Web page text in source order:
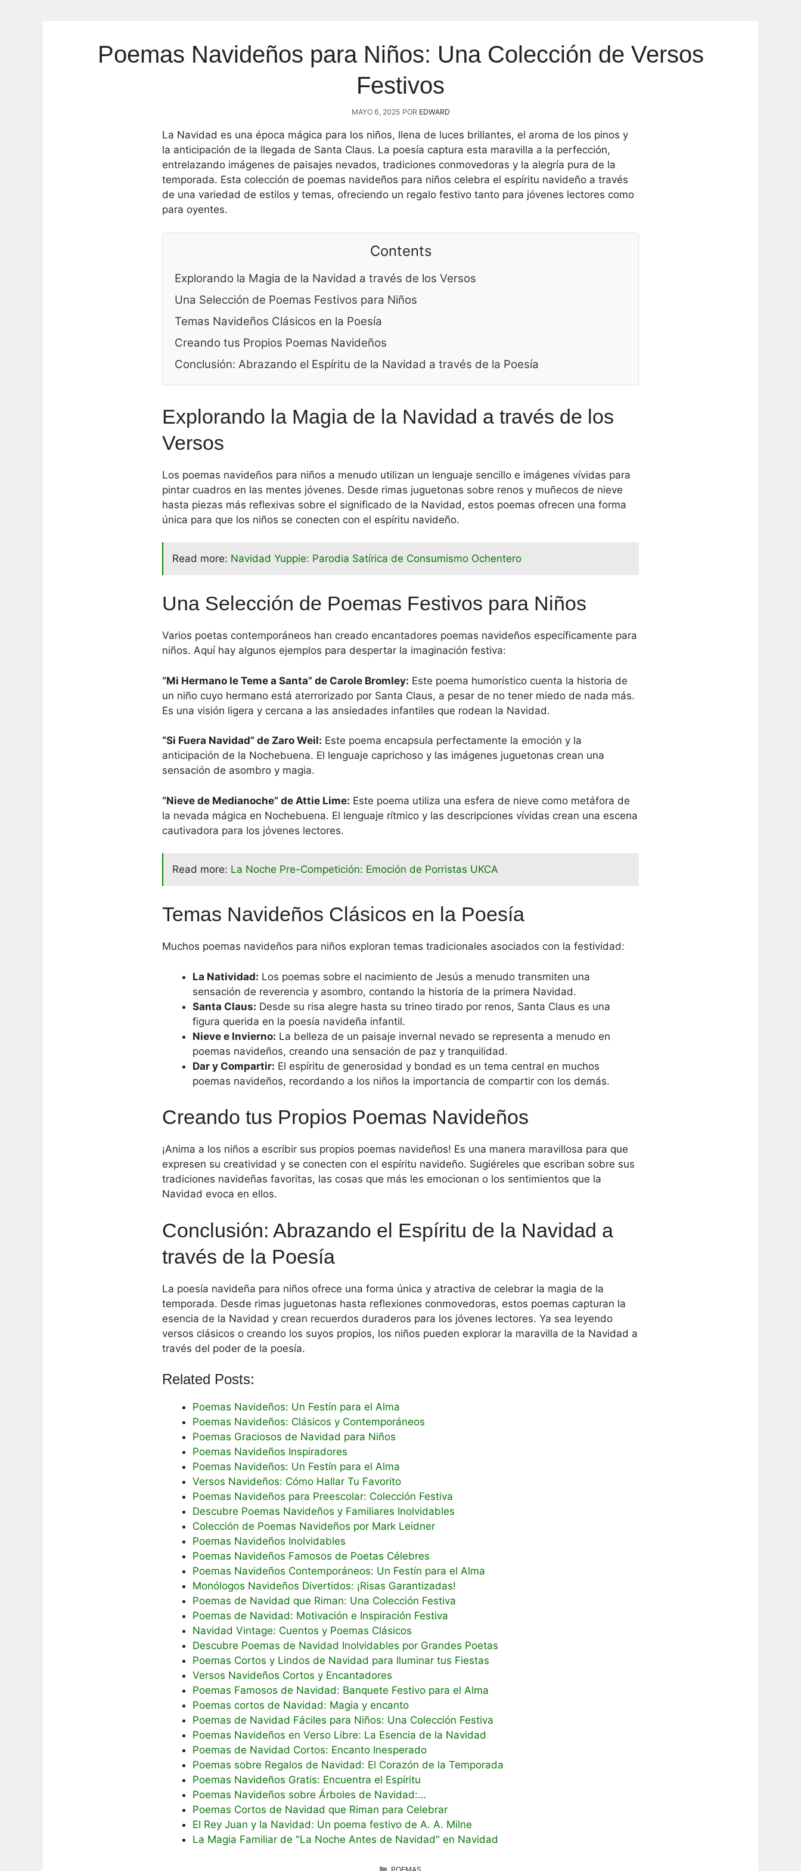
Poemas Navideños para Niños: Una Colección de Versos
Festivos
MAYO 6, 2025 POR EDWARD
La Navidad es una época mágica para los niños, llena de luces brillantes, el aroma de los pinos y
la anticipación de la llegada de Santa Claus. La poesía captura esta maravilla a la perfección,
entrelazando imágenes de paisajes nevados, tradiciones conmovedoras y la alegría pura de la
temporada. Esta colección de poemas navideños para niños celebra el espíritu navideño a través
de una variedad de estilos y temas, ofreciendo un regalo festivo tanto para jóvenes lectores como
para oyentes.
Contents
Explorando la Magia de la Navidad a través de los Versos
Una Selección de Poemas Festivos para Niños
Temas Navideños Clásicos en la Poesía
Creando tus Propios Poemas Navideños
Conclusión: Abrazando el Espíritu de la Navidad a través de la Poesía
Explorando la Magia de la Navidad a través de los
Versos
Los poemas navideños para niños a menudo utilizan un lenguaje sencillo e imágenes vívidas para
pintar cuadros en las mentes jóvenes. Desde rimas juguetonas sobre renos y muñecos de nieve
hasta piezas más reflexivas sobre el significado de la Navidad, estos poemas ofrecen una forma
única para que los niños se conecten con el espíritu navideño.
Read more: Navidad Yuppie: Parodia Satírica de Consumismo Ochentero
Una Selección de Poemas Festivos para Niños
Varios poetas contemporáneos han creado encantadores poemas navideños específicamente para
niños. Aquí hay algunos ejemplos para despertar la imaginación festiva:
“Mi Hermano le Teme a Santa” de Carole Bromley: Este poema humorístico cuenta la historia de
un niño cuyo hermano está aterrorizado por Santa Claus, a pesar de no tener miedo de nada más.
Es una visión ligera y cercana a las ansiedades infantiles que rodean la Navidad.
“Si Fuera Navidad” de Zaro Weil: Este poema encapsula perfectamente la emoción y la
anticipación de la Nochebuena. El lenguaje caprichoso y las imágenes juguetonas crean una
sensación de asombro y magia.
“Nieve de Medianoche” de Attie Lime: Este poema utiliza una esfera de nieve como metáfora de
la nevada mágica en Nochebuena. El lenguaje rítmico y las descripciones vívidas crean una escena
cautivadora para los jóvenes lectores.
Read more: La Noche Pre-Competición: Emoción de Porristas UKCA
Temas Navideños Clásicos en la Poesía
Muchos poemas navideños para niños exploran temas tradicionales asociados con la festividad:
La Natividad: Los poemas sobre el nacimiento de Jesús a menudo transmiten una
sensación de reverencia y asombro, contando la historia de la primera Navidad.
Santa Claus: Desde su risa alegre hasta su trineo tirado por renos, Santa Claus es una
figura querida en la poesía navideña infantil.
Nieve e Invierno: La belleza de un paisaje invernal nevado se representa a menudo en
poemas navideños, creando una sensación de paz y tranquilidad.
Dar y Compartir: El espíritu de generosidad y bondad es un tema central en muchos
poemas navideños, recordando a los niños la importancia de compartir con los demás.
Creando tus Propios Poemas Navideños
¡Anima a los niños a escribir sus propios poemas navideños! Es una manera maravillosa para que
expresen su creatividad y se conecten con el espíritu navideño. Sugiéreles que escriban sobre sus
tradiciones navideñas favoritas, las cosas que más les emocionan o los sentimientos que la
Navidad evoca en ellos.
Conclusión: Abrazando el Espíritu de la Navidad a
través de la Poesía
La poesía navideña para niños ofrece una forma única y atractiva de celebrar la magia de la
temporada. Desde rimas juguetonas hasta reflexiones conmovedoras, estos poemas capturan la
esencia de la Navidad y crean recuerdos duraderos para los jóvenes lectores. Ya sea leyendo
versos clásicos o creando los suyos propios, los niños pueden explorar la maravilla de la Navidad a
través del poder de la poesía.
Related Posts:
Poemas Navideños: Un Festín para el Alma
Poemas Navideños: Clásicos y Contemporáneos
Poemas Graciosos de Navidad para Niños
Poemas Navideños Inspiradores
Poemas Navideños: Un Festín para el Alma
Versos Navideños: Cómo Hallar Tu Favorito
Poemas Navideños para Preescolar: Colección Festiva
Descubre Poemas Navideños y Familiares Inolvidables
Colección de Poemas Navideños por Mark Leidner
Poemas Navideños Inolvidables
Poemas Navideños Famosos de Poetas Célebres
Poemas Navideños Contemporáneos: Un Festín para el Alma
Monólogos Navideños Divertidos: ¡Risas Garantizadas!
Poemas de Navidad que Riman: Una Colección Festiva
Poemas de Navidad: Motivación e Inspiración Festiva
Navidad Vintage: Cuentos y Poemas Clásicos
Descubre Poemas de Navidad Inolvidables por Grandes Poetas
Poemas Cortos y Lindos de Navidad para Iluminar tus Fiestas
Versos Navideños Cortos y Encantadores
Poemas Famosos de Navidad: Banquete Festivo para el Alma
Poemas cortos de Navidad: Magia y encanto
Poemas de Navidad Fáciles para Niños: Una Colección Festiva
Poemas Navideños en Verso Libre: La Esencia de la Navidad
Poemas de Navidad Cortos: Encanto Inesperado
Poemas sobre Regalos de Navidad: El Corazón de la Temporada
Poemas Navideños Gratis: Encuentra el Espíritu
Poemas Navideños sobre Árboles de Navidad:…
Poemas Cortos de Navidad que Riman para Celebrar
El Rey Juan y la Navidad: Un poema festivo de A. A. Milne
La Magia Familiar de "La Noche Antes de Navidad" en Navidad
CATEGORÍAS